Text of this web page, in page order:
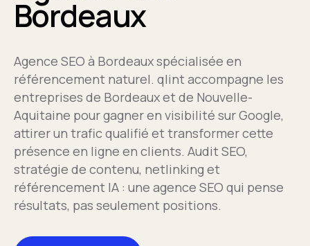
Bordeaux
Agence SEO à Bordeaux spécialisée en
référencement naturel. qlint accompagne les
entreprises de Bordeaux et de Nouvelle-
Aquitaine pour gagner en visibilité sur Google,
attirer un trafic qualifié et transformer cette
présence en ligne en clients. Audit SEO,
stratégie de contenu, netlinking et
référencement IA : une agence SEO qui pense
résultats, pas seulement positions.